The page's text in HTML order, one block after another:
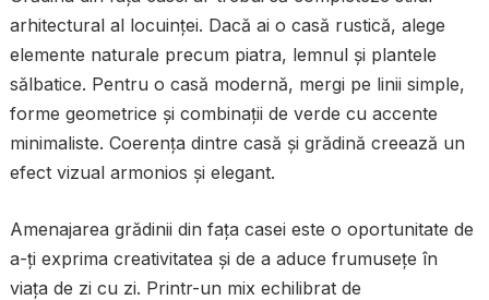
arhitectural al locuinței. Dacă ai o casă rustică, alege
elemente naturale precum piatra, lemnul și plantele
sălbatice. Pentru o casă modernă, mergi pe linii simple,
forme geometrice și combinații de verde cu accente
minimaliste. Coerența dintre casă și grădină creează un
efect vizual armonios și elegant.
Amenajarea grădinii din fața casei este o oportunitate de
a-ți exprima creativitatea și de a aduce frumusețe în
viața de zi cu zi. Printr-un mix echilibrat de